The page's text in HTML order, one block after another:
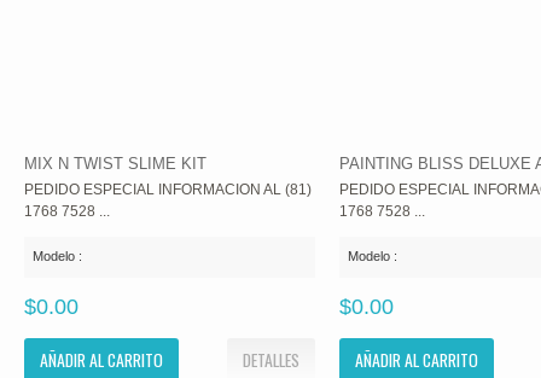
MIX N TWIST SLIME KIT
PEDIDO ESPECIAL INFORMACION AL (81)
1768 7528 ...
Modelo :
$0.00
DETALLES
AÑADIR AL CARRITO
PAINTING BLISS DELUXE
PEDIDO ESPECIAL
1768 7528 ...
Modelo :
$0.00
AÑADIR AL CARRITO